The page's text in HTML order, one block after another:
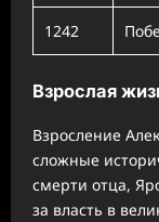
1242
Взрослая
Взросление
сложные
смерти отца,
за власть в